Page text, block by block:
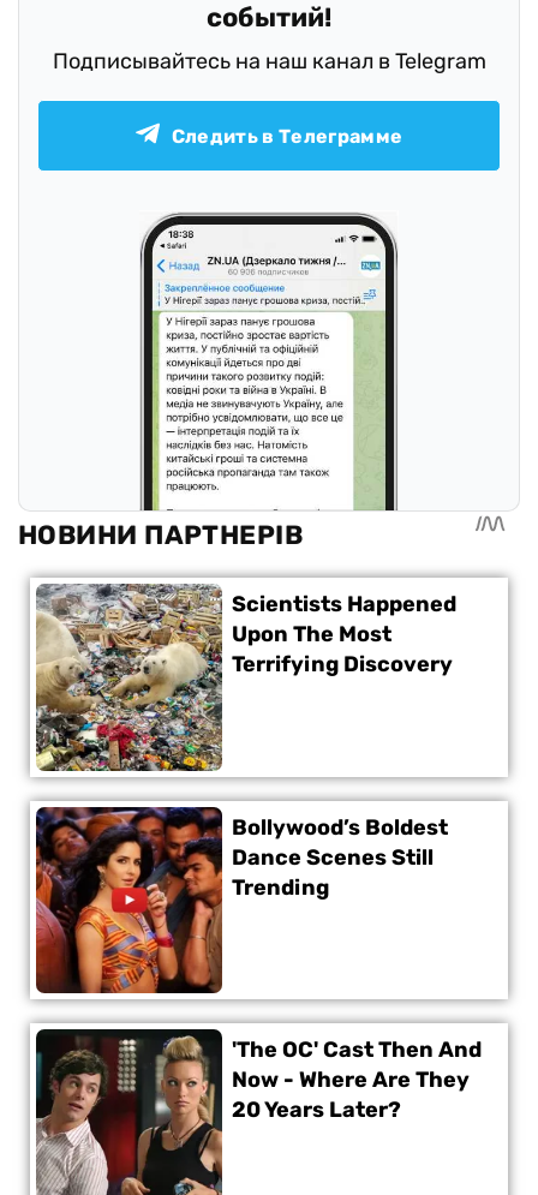
событий!
Подписывайтесь на наш канал в Telegram
Следить в Телеграмме